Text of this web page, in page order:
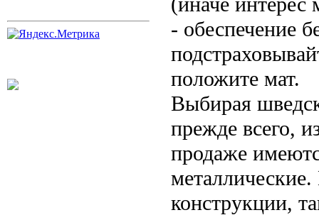
- обеспечение
положите мат.
Выбирая
прежде всего,
продаже
конструкции,